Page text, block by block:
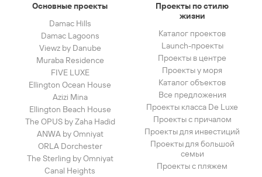
Основные проекты
Damac Hills
Damac Lagoons
Viewz by Danube
Muraba Residence
FIVE LUXE
Ellington Ocean House
Azizi Mina
Ellington Beach House
The OPUS by Zaha Hadid
ANWA by Omniyat
ORLA Dorchester
The Sterling by Omniyat
Canal Heights
Проекты по стилю
жизни
Каталог проектов
Launch-проекты
Проекты в центре
Проекты у моря
Каталог объектов
Все предложения
Проекты класса De Luxe
Проекты с причалом
Проекты для инвестиций
Проекты для большой
семьи
Проекты с пляжем